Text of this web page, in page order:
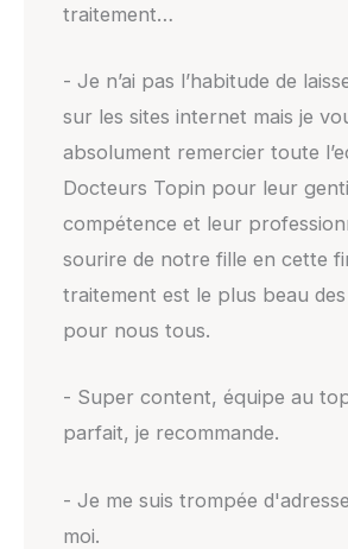
traitement…
- Je n’ai pas l’habitude de
sur les sites internet mais je
absolument remercier toute
Docteurs Topin pour leur
compétence et leur
sourire de notre fille en cette
traitement est le plus beau
pour nous tous.
- Super content, équipe au
parfait, je recommande.
- Je me suis trompée
moi.